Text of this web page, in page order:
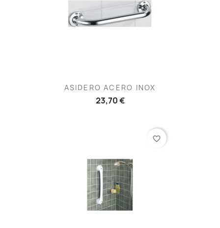
ASIDERO ACERO INOX
23,70 €
favorite_border